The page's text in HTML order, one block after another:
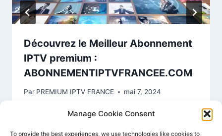
Manage Cookie Consent
To provide the best experiences, we use technologies like cookies to
Découvrez le Meilleur Abonnement
IPTV premium :
ABONNEMENTIPTVFRANCEE.COM
Par PREMIUM IPTV FRANCE mai 7, 2024